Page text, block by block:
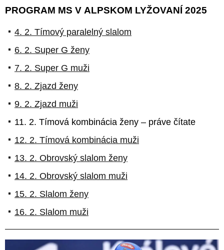
PROGRAM MS V ALPSKOM LYŽOVANÍ 2025
4. 2. Tímový paralelný slalom
6. 2. Super G ženy
7. 2. Super G muži
8. 2. Zjazd ženy
9. 2. Zjazd muži
11. 2. Tímová kombinácia ženy – práve čítate
12. 2. Tímová kombinácia muži
13. 2. Obrovský slalom ženy
14. 2. Obrovský slalom muži
15. 2. Slalom ženy
16. 2. Slalom muži